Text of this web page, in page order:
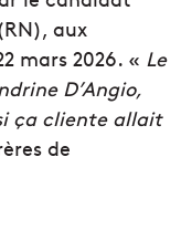
aux
mars 2026. « Le
D’Angio,
ça cliente allait
de